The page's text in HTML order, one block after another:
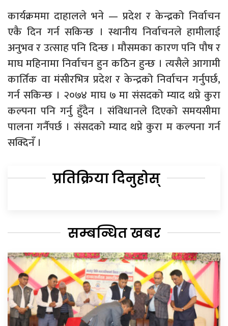
कार्यक्रममा दाहालले भने — प्रदेश र केन्द्रको निर्वाचन
एकै दिन गर्न सकिन्छ । स्थानीय निर्वाचनले हामीलाई
अनुभव र उत्साह पनि दिन्छ । मौसमका कारण पनि पौष र
माघ महिनामा निर्वाचन हुन कठिन हुन्छ । त्यसैले आगामी
कार्तिक वा मंसीरभित्र प्रदेश र केन्द्रको निर्वाचन गर्नुपर्छ,
गर्न सकिन्छ । २०७४ माघ ७ मा संसदको म्याद थप्ने कुरा
कल्पना पनि गर्नु हुँदैन । संविधानले दिएको समयसीमा
पालना गर्नैपर्छ । संसदको म्याद थप्ने कुरा म कल्पना गर्न
सक्दिनँ ।
प्रतिक्रिया दिनुहोस्
सम्बन्धित खबर